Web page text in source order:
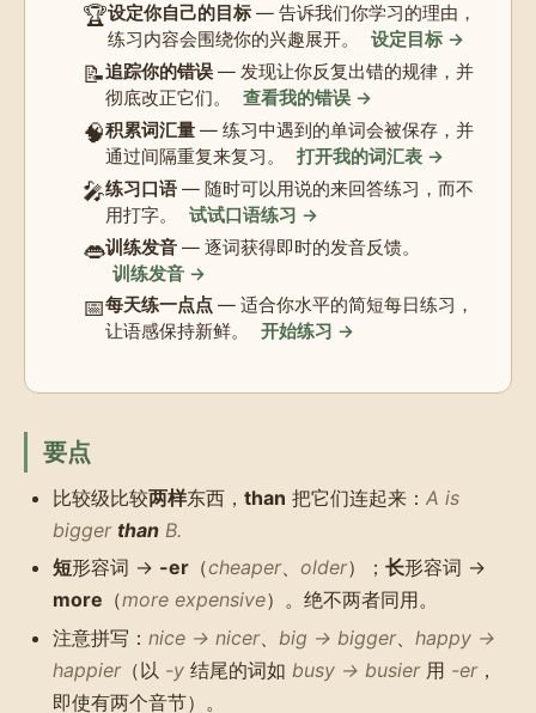
🏆设定你自己的目标 — 告诉我们你学习的理由，
练习内容会围绕你的兴趣展开。
设定目标 →
📝追踪你的错误 — 发现让你反复出错的规律，并
彻底改正它们。
查看我的错误 →
🧠积累词汇量 — 练习中遇到的单词会被保存，并
通过间隔重复来复习。
打开我的词汇表 →
🎤练习口语 — 随时可以用说的来回答练习，而不
用打字。
试试口语练习 →
👄训练发音 — 逐词获得即时的发音反馈。
训练发音 →
📅每天练一点点 — 适合你水平的简短每日练习，
让语感保持新鲜。
开始练习 →
要点
比较级比较两样东西， than 把它们连起来： A is
bigger than B.
短形容词 → -er （cheaper、 older）； 长形容词 →
more （more expensive）。绝不两者同用。
注意拼写： nice → nicer、 big → bigger、 happy →
happier（以 -y 结尾的词如 busy → busier用 -er，
即使有两个音节）。